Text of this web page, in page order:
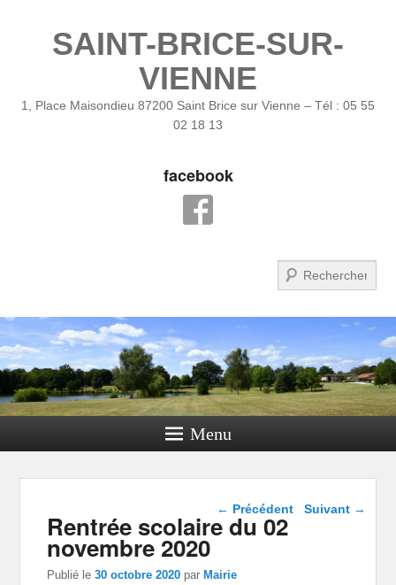
SAINT-BRICE-SUR-
VIENNE
1, Place Maisondieu 87200 Saint Brice sur Vienne – Tél : 05 55
02 18 13
facebook
Menu
Navigation dans les
← Précédent Suivant →
Rentrée scolaire du 02
novembre 2020
Publié le30 octobre 2020 parMairie